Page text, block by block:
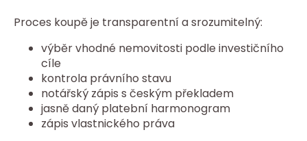
Proces koupě je transparentní a srozumitelný:
výběr vhodné nemovitosti podle investičního
cíle
kontrola právního stavu
notářský zápis s českým překladem
jasně daný platební harmonogram
zápis vlastnického práva